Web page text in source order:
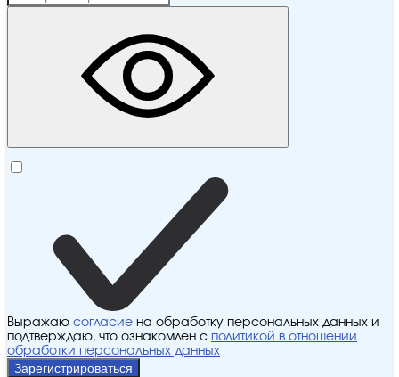
Выражаю согласие на обработку персональных данных и
подтверждаю, что ознакомлен с политикой в отношении
обработки персональных данных
Зарегистрироваться